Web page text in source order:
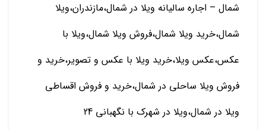
شمال – اجاره سالیانه ویلا در شمال،مازندران،ویلا
شمال،خرید ویلا شمال،فروش ویلا شمال،ویلا با
عکس،عکس ویلا،خرید ویلا با عکس و تصویر،خرید و
فروش ویلا ساحلی در شمال،خرید و فروش اقساطی
ویلا در شمال،ویلا در شهرک با نگهبانی 24